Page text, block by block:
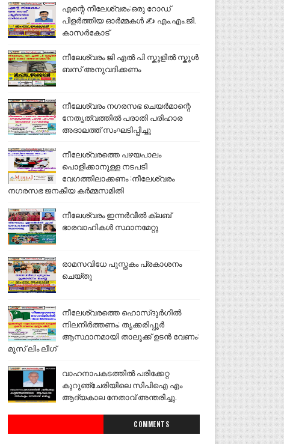
എന്റെ നീലേശ്വരം:ഒരു റോഡ്
പിളർത്തിയ ഓർമ്മകൾ ✍️ എം.എം.ജി.
കാസർകോട്
നീലേശ്വരം ജി എൽ പി സ്കൂളിൽ സ്കൂൾ
ബസ് അനുവദിക്കണം
നീലേശ്വരം നഗരസഭ ചെയർമാന്റെ
നേതൃത്വത്തിൽ പരാതി പരിഹാര
അദാലത്ത് സംഘടിപ്പിച്ചു
നീലേശ്വരത്തെ പഴയപാലം
പൊളിക്കാനുള്ള നടപടി
വേഗത്തിലാക്കണം :നീലേശ്വരം
നഗരസഭ ജനകീയ കർമ്മസമിതി
നീലേശ്വരം ഇന്നർവീൽ ക്ലബ്
ഭാരവാഹികൾ സ്ഥാനമേറ്റു
രാമസവിധേ പുസ്തകം പ്രകാശനം
ചെയ്തു
നീലേശ്വരത്തെ ഹൊസ്ദുർഗിൽ
നിലനിർത്തണം; തൃക്കരിപ്പൂർ
ആസ്ഥാനമായി താലൂക്ക് ഉടൻ വേണം:
മുസ് ലിം ലീഗ്
വാഹനാപകടത്തിൽ പരിക്കേറ്റ
കുറുഞ്ചേരിയിലെ സിപിഐ എം
ആദ്യകാല നേതാവ് അന്തരിച്ചു.
COMMENTS